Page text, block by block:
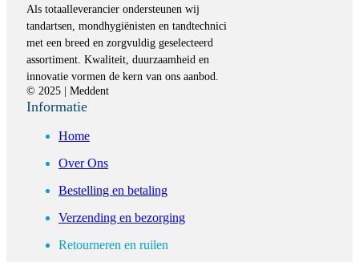
Als totaalleverancier ondersteunen wij
tandartsen, mondhygiënisten en tandtechnici
met een breed en zorgvuldig geselecteerd
assortiment. Kwaliteit, duurzaamheid en
innovatie vormen de kern van ons aanbod.
© 2025 | Meddent
Informatie
Home
Over Ons
Bestelling en betaling
Verzending en bezorging
Retourneren en ruilen